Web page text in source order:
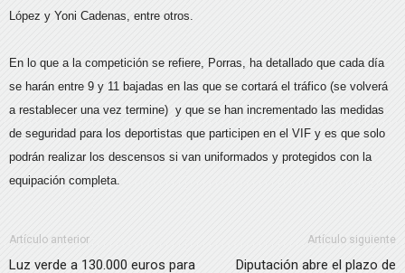
López y Yoni Cadenas, entre otros.
En lo que a la competición se refiere, Porras, ha detallado que cada día
se harán entre 9 y 11 bajadas en las que se cortará el tráfico (se volverá
a restablecer una vez termine) y que se han incrementado las medidas
de seguridad para los deportistas que participen en el VIF y es que solo
podrán realizar los descensos si van uniformados y protegidos con la
equipación completa.
Artículo anterior
Luz verde a 130.000 euros para
Artículo siguiente
Diputación abre el plazo de